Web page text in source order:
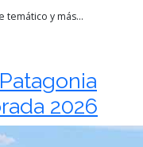
temático y más...
2026